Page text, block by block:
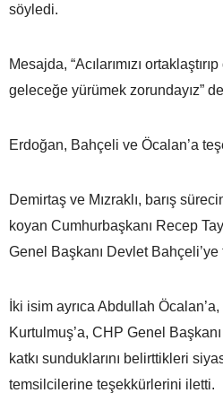
söyledi.
Mesajda, “Acılarımızı
geleceğe yürümek zorundayız”
Erdoğan, Bahçeli ve Öcalan’a
Demirtaş ve Mızraklı, barış
koyan Cumhurbaşkanı Recep
Genel Başkanı Devlet Bahçeli’ye
İki isim ayrıca Abdullah
Kurtulmuş’a, CHP Genel
katkı sunduklarını belirttikleri
temsilcilerine teşekkürlerini iletti.